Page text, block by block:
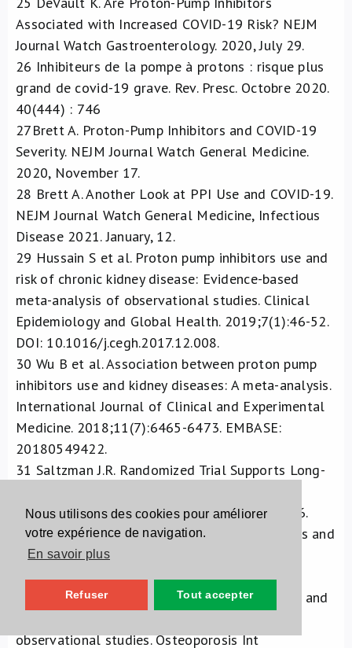
Nous utilisons des cookies pour améliorer
votre expérience de navigation.
En savoir plus
Refuser Tout accepter
Associated with Increased COVID-19 Risk? NEJM
Journal Watch Gastroenterology. 2020, July 29.
26 Inhibiteurs de la pompe à protons : risque plus
grand de covid-19 grave. Rev. Presc. Octobre 2020.
40(444) : 746
27Brett A. Proton-Pump Inhibitors and COVID-19
Severity. NEJM Journal Watch General Medicine.
2020, November 17.
28 Brett A. Another Look at PPI Use and COVID-19.
NEJM Journal Watch General Medicine, Infectious
Disease 2021. January, 12.
29 Hussain S et al. Proton pump inhibitors use and
risk of chronic kidney disease: Evidence-based
meta-analysis of observational studies. Clinical
Epidemiology and Global Health. 2019;7(1):46-52.
DOI: 10.1016/j.cegh.2017.12.008.
30 Wu B et al. Association between proton pump
inhibitors use and kidney diseases: A meta-analysis.
International Journal of Clinical and Experimental
Medicine. 2018;11(7):6465-6473. EMBASE:
20180549422.
31 Saltzman J.R. Randomized Trial Supports Long-
Journal Watch Gastroenterology 2019. June, 26.
32More data on the association between PPIs and
fracture risk. DTB 2020. DOi:
10.1136/dtb.2020.000014. Review of: Poly Tn,
islam MM, Wu cc, et al. proton pump inhibitors and
observational studies. Osteoporosis Int